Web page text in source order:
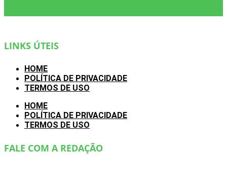
LINKS ÚTEIS
HOME
POLÍTICA DE PRIVACIDADE
TERMOS DE USO
HOME
POLÍTICA DE PRIVACIDADE
TERMOS DE USO
FALE COM A REDAÇÃO